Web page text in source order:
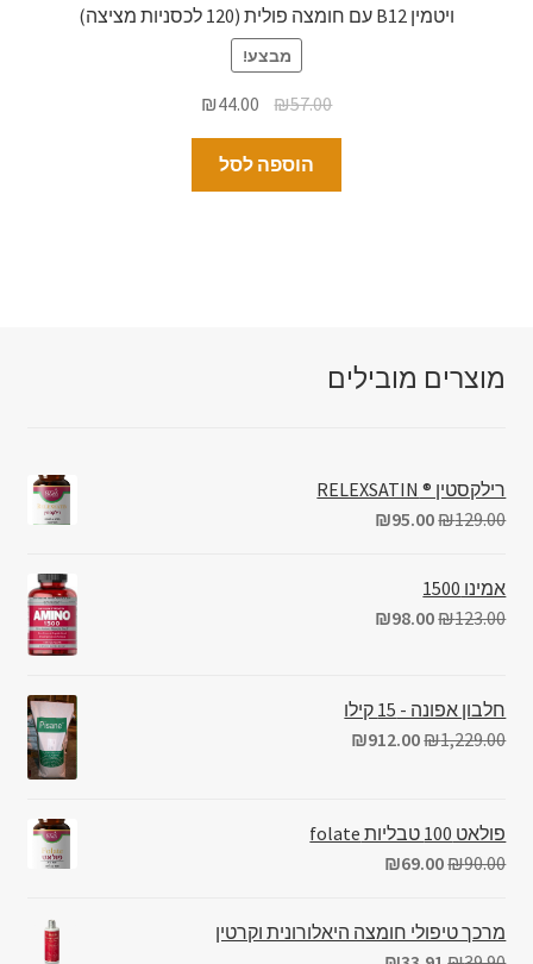
ויטמין B12 עם חומצה פולית (120 לכסניות מציצה)
מבצע!
₪57.00
₪44.00
הוספה לסל
מוצרים מובילים
רילקסטין ® RELEXSATIN
₪129.00
₪95.00
אמינו 1500
₪123.00
₪98.00
חלבון אפונה - 15 קילו
₪1,229.00
₪912.00
פולאט 100 טבליות folate
₪90.00
₪69.00
מרכך טיפולי חומצה היאלורונית וקרטין